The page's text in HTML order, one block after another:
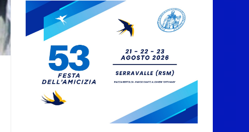
San Marino. USL:
l’inferno di Marcinelle
diventi monito e
6 Agosto 2026
San Marino. Sindacati:
PdL famiglia, alla
prima sessione
consiliare utile deve